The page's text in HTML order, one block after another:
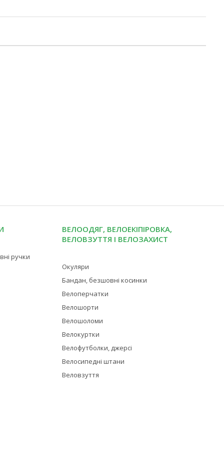
ручки
ВЕЛООДЯГ, ВЕЛОЕКІПІРОВКА,
ВЕЛОВЗУТТЯ І ВЕЛОЗАХИСТ
Окуляри
Бандан, безшовні косинки
Велоперчатки
Велошорти
Велошоломи
Велокуртки
Велофутболки, джерсі
Велосипедні штани
Веловзуття